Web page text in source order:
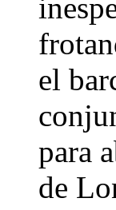
el
para
de